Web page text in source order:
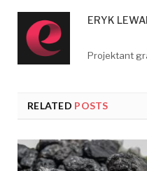
ERYK
Projektant
RELATED POSTS